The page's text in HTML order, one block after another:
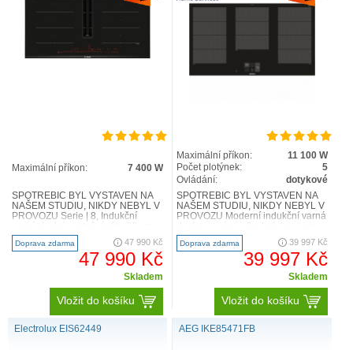
Maximální příkon: 7 400 W
SPOTŘEBIČ BYL VYSTAVEN NA
NAŠEM STUDIU, NIKDY NEBYL V
PROVOZU Serie | 8, Indukční
PXX875D57E Flexibilita varný..
Doprava zdarma 47 990 Kč
47 990 Kč
Skladem
Vložit do košíku
Maximální příkon:
11 100 W
Počet plotýnek:
5
Ovládání:
dotykové
SPOTŘEBIČ BYL VYSTAVEN NA
NAŠEM STUDIU, NIKDY NEBYL V
PROVOZU Moderní indukční varná
více flexibility při vaření..
Doprava zdarma 39 997 Kč
39 997 Kč
Skladem
Vložit do košíku
Electrolux EIS62449 AEG IKE85471FB